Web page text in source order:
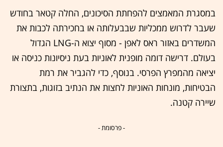
במסגרת המאמצים להפחתת הסיכונים, החלה קטאר בחודש
שעבר לדרוש ממכליות שבבעלותה או בחכירתה לכבות את
המשדרים באזור ראס לאפן - מסוף יצוא ה-LNG הגדול
בעולם. דרישה דומה מופנית לאוניות בעת ניסיונות כניסה או
יציאה מהמפרץ הפרסי. בנוסף, כדי להגביר את רמת
הבטיחות, מונחות האוניות לחצות את הנתיב בזוגות, בתצורת
שיירה קטנה.
- פרסומת -